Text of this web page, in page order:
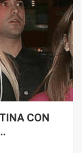
CON